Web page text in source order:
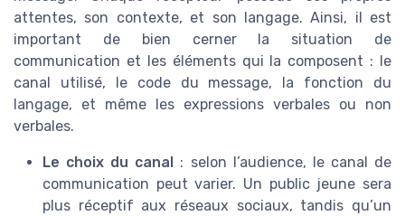
attentes, son contexte, et son langage. Ainsi, il est
important de bien cerner la situation de
communication et les éléments qui la composent : le
canal utilisé, le code du message, la fonction du
langage, et même les expressions verbales ou non
verbales.
Le choix du canal : selon l’audience, le canal de
communication peut varier. Un public jeune sera
plus réceptif aux réseaux sociaux, tandis qu’un